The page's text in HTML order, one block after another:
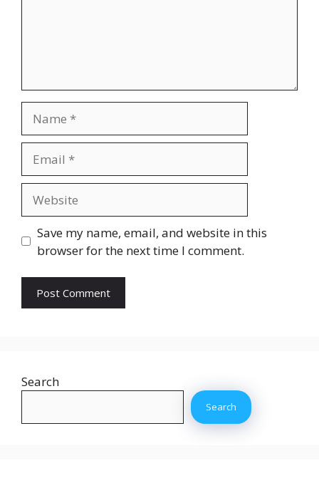
Save my name, email, and website in this
browser for the next time I comment.
Search
Search